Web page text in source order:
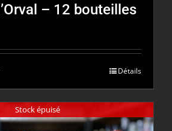
– 12 bouteilles
Détails
Stock épuisé